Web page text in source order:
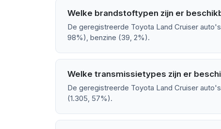
Welke brandstoftypen zijn er
De geregistreerde Toyota Land Cruiser
98%), benzine (39, 2%).
Welke transmissietypes zijn er
De geregistreerde Toyota Land Cruiser
(1.305, 57%).